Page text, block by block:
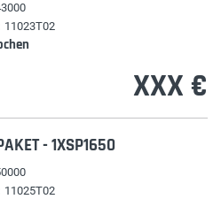
11023T02
XXX €
- 1XSP1650
11025T02